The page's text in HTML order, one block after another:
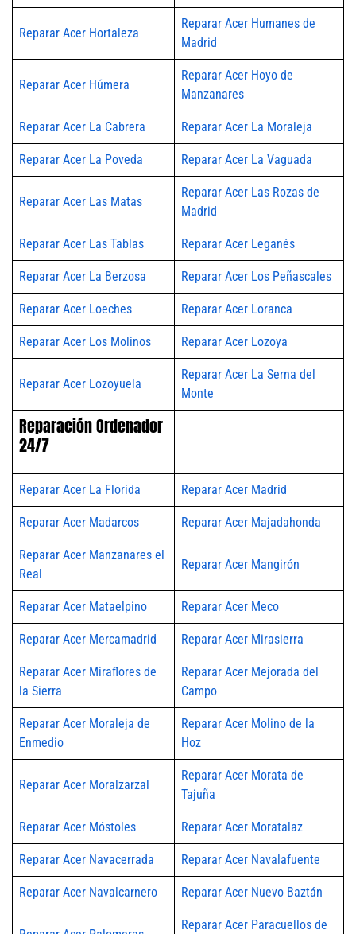
Reparar Acer Hortaleza
Reparar Acer Humanes de
Madrid
Reparar Acer Húmera
Reparar Acer Hoyo de
Manzanares
Reparar Acer La Cabrera Reparar Acer La Moraleja
Reparar Acer La Poveda Reparar Acer La Vaguada
Reparar Acer Las Matas
Reparar Acer Las Rozas de
Madrid
Reparar Acer Las Tablas Reparar Acer Leganés
Reparar Acer La Berzosa Reparar Acer Los Peñascales
Reparar Acer Loeches Reparar Acer Loranca
Reparar Acer Los Molinos Reparar Acer Lozoya
Reparar Acer Lozoyuela
Reparar Acer La Serna del
Monte
Reparación Ordenador
24/7
Reparar Acer La Florida Reparar Acer Madrid
Reparar Acer Madarcos Reparar Acer Majadahonda
Reparar Acer Manzanares el
Real
Reparar Acer Mangirón
Reparar Acer Mataelpino Reparar Acer Meco
Reparar Acer Mercamadrid Reparar Acer Mirasierra
Reparar Acer Miraflores de
la Sierra
Reparar Acer Mejorada del
Campo
Reparar Acer Moraleja de
Enmedio
Reparar Acer Molino de la
Hoz
Reparar Acer Moralzarzal
Reparar Acer Morata de
Tajuña
Reparar Acer Móstoles Reparar Acer Moratalaz
Reparar Acer Navacerrada Reparar Acer Navalafuente
Reparar Acer Navalcarnero Reparar Acer Nuevo Baztán
Reparar Acer Paracuellos de